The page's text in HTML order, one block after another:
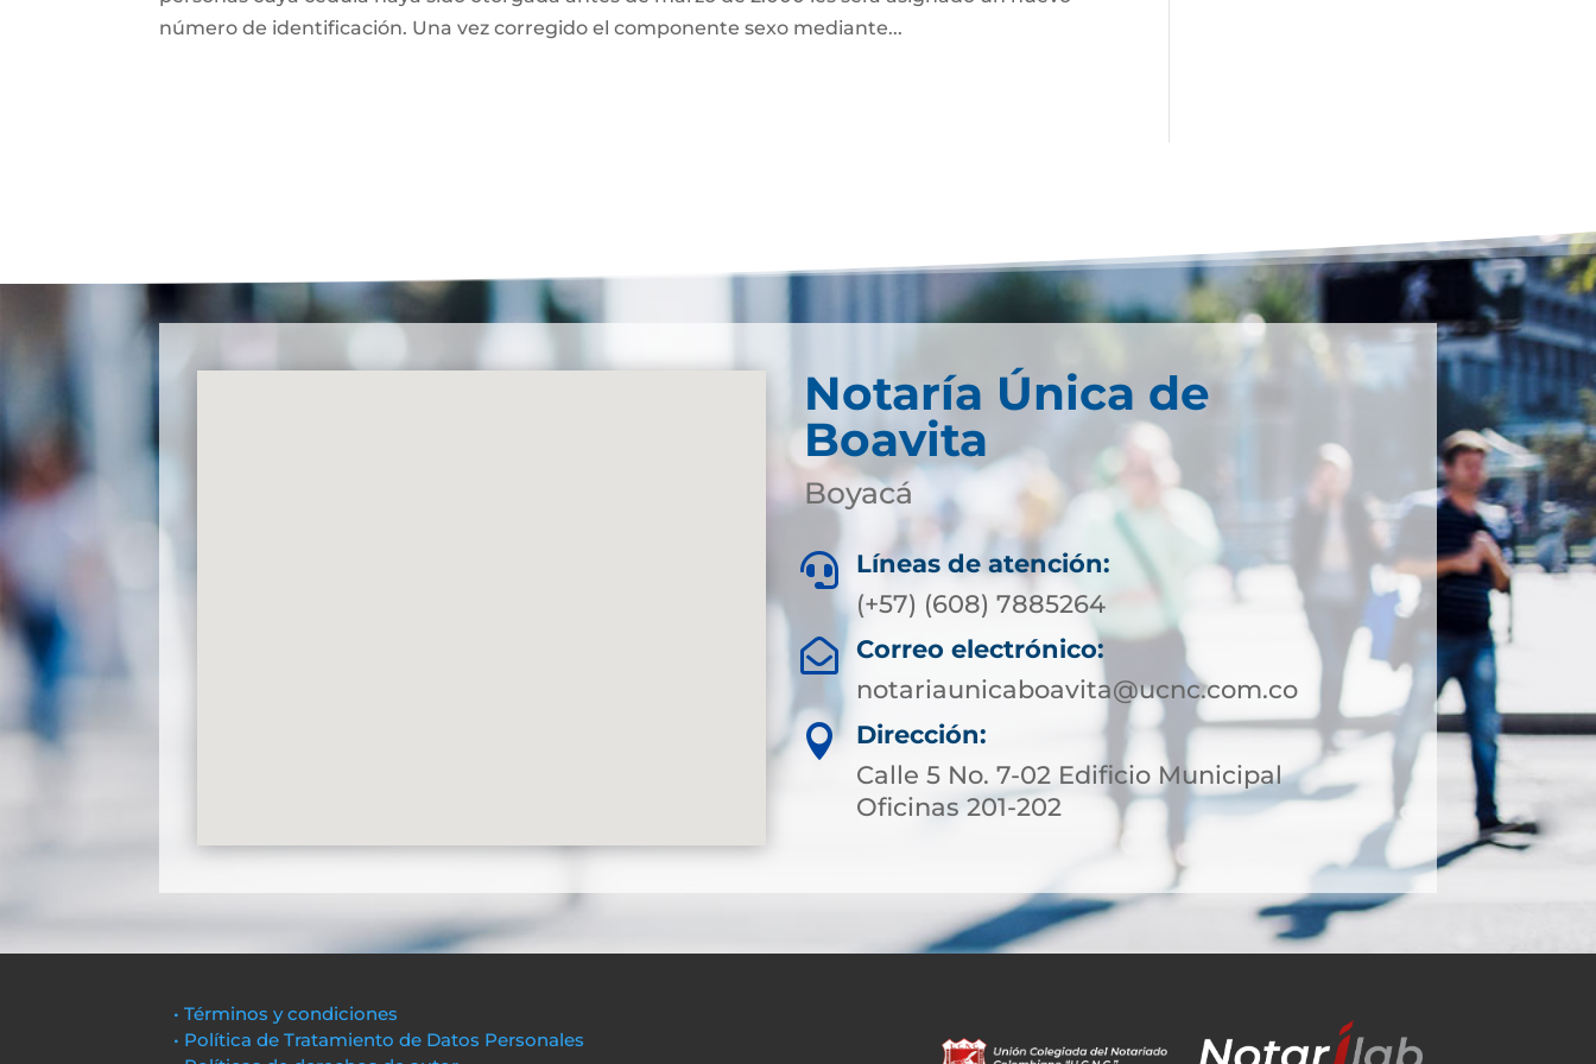
número de identificación. Una vez corregido el componente sexo mediante...
Notaría Única de
Boavita
Boyacá

Líneas de atención:
(+57) (608) 7885264

Correo electrónico:
notariaunicaboavita@ucnc.com.co

Dirección:
Calle 5 No. 7-02 Edificio Municipal
Oficinas 201-202
• Términos y condiciones
• Política de Tratamiento de Datos Personales